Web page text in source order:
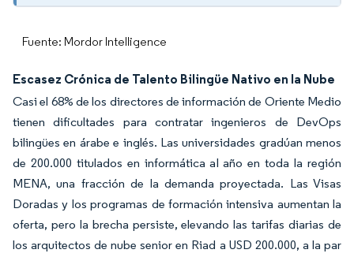
Fuente: Mordor Intelligence
Escasez Crónica de Talento Bilingüe Nativo en la Nube
Casi el 68% de los directores de información de Oriente Medio
tienen dificultades para contratar ingenieros de DevOps
bilingües en árabe e inglés. Las universidades gradúan menos
de 200.000 titulados en informática al año en toda la región
MENA, una fracción de la demanda proyectada. Las Visas
Doradas y los programas de formación intensiva aumentan la
oferta, pero la brecha persiste, elevando las tarifas diarias de
los arquitectos de nube senior en Riad a USD 200.000, a la par